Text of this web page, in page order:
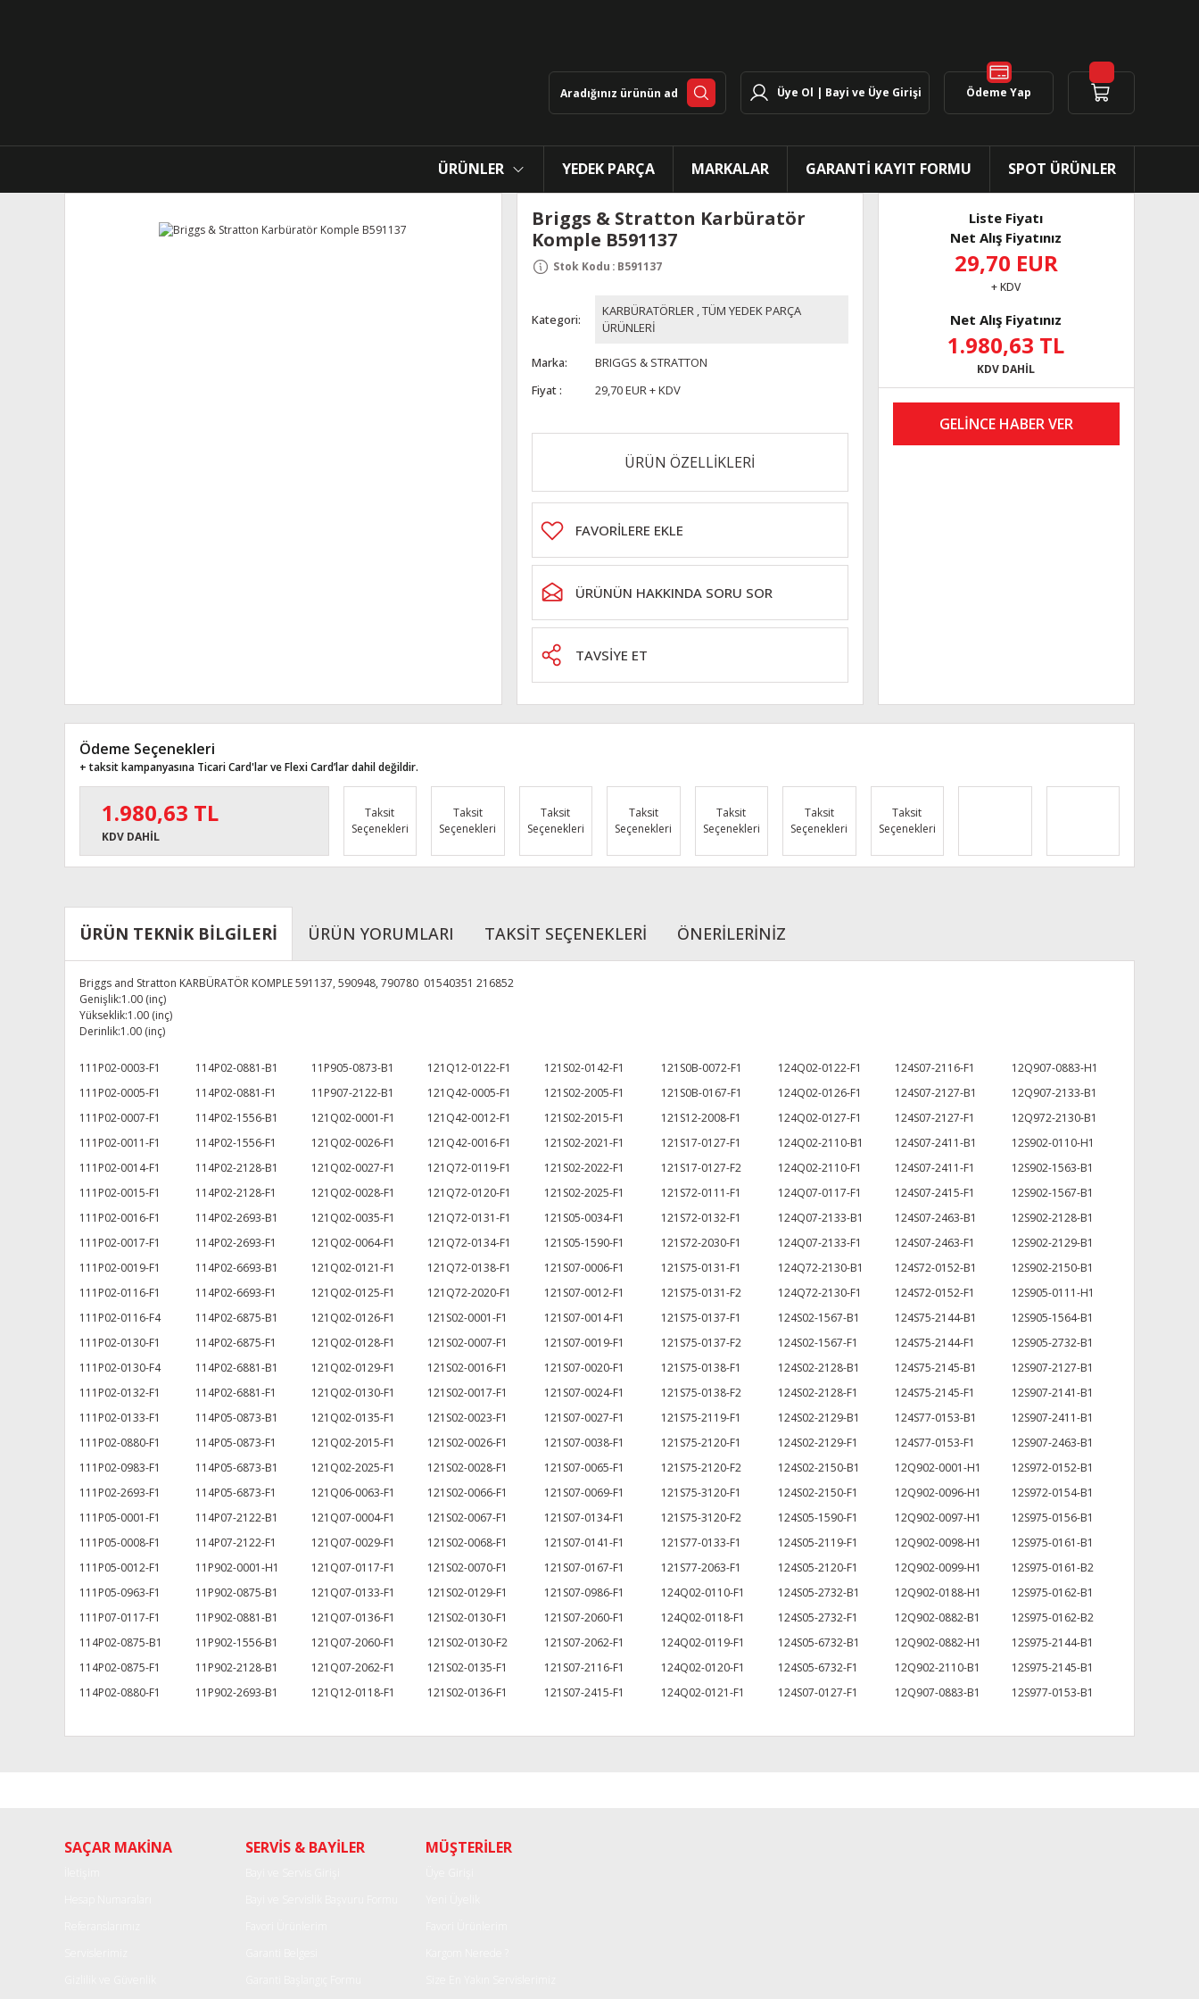
Üye Ol | Bayi ve Üye Girişi Ödeme Yap
ÜRÜNLER YEDEK PARÇA MARKALAR GARANTİ KAYIT FORMU SPOT ÜRÜNLER
Briggs & Stratton Karbüratör
Komple B591137
Stok Kodu : B591137
Kategori
KARBÜRATÖRLER ,TÜM YEDEK PARÇA
ÜRÜNLERİ
Marka
BRIGGS & STRATTON
Fiyat
29,70 EUR + KDV
ÜRÜN ÖZELLİKLERİ
ÜRÜNÜN HAKKINDA SORU SOR
TAVSİYE ET
Liste Fiyatı
Net Alış Fiyatınız
29,70 EUR
+ KDV
Net Alış Fiyatınız
1.980,63 TL
KDV DAHİL
GELİNCE HABER VER
Ödeme Seçenekleri
+ taksit kampanyasına Ticari Card'lar ve Flexi Card’lar dahil değildir.
1.980,63 TL
KDV DAHİL
Taksit
Seçenekleri
Taksit
Seçenekleri
Taksit
Seçenekleri
Taksit
Seçenekleri
Taksit
Seçenekleri
Taksit
Seçenekleri
Taksit
Seçenekleri
ÜRÜN TEKNİK BİLGİLERİ ÜRÜN YORUMLARI TAKSİT SEÇENEKLERİ ÖNERİLERİNİZ
Briggs and Stratton KARBÜRATÖR KOMPLE 591137, 590948, 790780 01540351 216852
Genişlik:1.00 (inç)
Yükseklik:1.00 (inç)
Derinlik:1.00 (inç)
111P02-0003-F1 114P02-0881-B1 11P905-0873-B1 121Q12-0122-F1 121S02-0142-F1 121S0B-0072-F1 124Q02-0122-F1 124S07-2116-F1
12Q907-0883-H1
111P02-0005-F1
114P02-0881-F1 11P907-2122-B1 121Q42-0005-F1 121S02-2005-F1 121S0B-0167-F1 124Q02-0126-F1 124S07-2127-B1
12Q907-2133-B1
111P02-0007-F1
114P02-1556-B1 121Q02-0001-F1 121Q42-0012-F1 121S02-2015-F1 121S12-2008-F1 124Q02-0127-F1 124S07-2127-F1
12Q972-2130-B1
111P02-0011-F1
114P02-1556-F1 121Q02-0026-F1 121Q42-0016-F1 121S02-2021-F1 121S17-0127-F1 124Q02-2110-B1 124S07-2411-B1
12S902-0110-H1
111P02-0014-F1
114P02-2128-B1 121Q02-0027-F1 121Q72-0119-F1 121S02-2022-F1 121S17-0127-F2 124Q02-2110-F1 124S07-2411-F1
12S902-1563-B1
111P02-0015-F1
114P02-2128-F1 121Q02-0028-F1 121Q72-0120-F1 121S02-2025-F1 121S72-0111-F1 124Q07-0117-F1 124S07-2415-F1
12S902-1567-B1
111P02-0016-F1
114P02-2693-B1 121Q02-0035-F1 121Q72-0131-F1 121S05-0034-F1 121S72-0132-F1 124Q07-2133-B1 124S07-2463-B1
12S902-2128-B1
111P02-0017-F1
114P02-2693-F1 121Q02-0064-F1 121Q72-0134-F1 121S05-1590-F1 121S72-2030-F1 124Q07-2133-F1 124S07-2463-F1
12S902-2129-B1
111P02-0019-F1
114P02-6693-B1 121Q02-0121-F1 121Q72-0138-F1 121S07-0006-F1 121S75-0131-F1 124Q72-2130-B1 124S72-0152-B1
12S902-2150-B1
111P02-0116-F1
114P02-6693-F1 121Q02-0125-F1 121Q72-2020-F1 121S07-0012-F1 121S75-0131-F2 124Q72-2130-F1 124S72-0152-F1
12S905-0111-H1
111P02-0116-F4
114P02-6875-B1 121Q02-0126-F1 121S02-0001-F1 121S07-0014-F1 121S75-0137-F1 124S02-1567-B1 124S75-2144-B1
12S905-1564-B1
111P02-0130-F1
114P02-6875-F1 121Q02-0128-F1 121S02-0007-F1 121S07-0019-F1 121S75-0137-F2 124S02-1567-F1 124S75-2144-F1
12S905-2732-B1
111P02-0130-F4
114P02-6881-B1 121Q02-0129-F1 121S02-0016-F1 121S07-0020-F1 121S75-0138-F1 124S02-2128-B1 124S75-2145-B1
12S907-2127-B1
111P02-0132-F1
114P02-6881-F1 121Q02-0130-F1 121S02-0017-F1 121S07-0024-F1 121S75-0138-F2 124S02-2128-F1 124S75-2145-F1
12S907-2141-B1
111P02-0133-F1
114P05-0873-B1 121Q02-0135-F1 121S02-0023-F1 121S07-0027-F1 121S75-2119-F1 124S02-2129-B1 124S77-0153-B1
12S907-2411-B1
111P02-0880-F1
114P05-0873-F1 121Q02-2015-F1 121S02-0026-F1 121S07-0038-F1 121S75-2120-F1 124S02-2129-F1 124S77-0153-F1
12S907-2463-B1
111P02-0983-F1
114P05-6873-B1 121Q02-2025-F1 121S02-0028-F1 121S07-0065-F1 121S75-2120-F2 124S02-2150-B1 12Q902-0001-H1
12S972-0152-B1
111P02-2693-F1
114P05-6873-F1 121Q06-0063-F1 121S02-0066-F1 121S07-0069-F1 121S75-3120-F1 124S02-2150-F1 12Q902-0096-H1
12S972-0154-B1
111P05-0001-F1
114P07-2122-B1 121Q07-0004-F1 121S02-0067-F1 121S07-0134-F1 121S75-3120-F2 124S05-1590-F1 12Q902-0097-H1
12S975-0156-B1
111P05-0008-F1
114P07-2122-F1 121Q07-0029-F1 121S02-0068-F1 121S07-0141-F1 121S77-0133-F1 124S05-2119-F1 12Q902-0098-H1
12S975-0161-B1
111P05-0012-F1
11P902-0001-H1 121Q07-0117-F1 121S02-0070-F1 121S07-0167-F1 121S77-2063-F1 124S05-2120-F1 12Q902-0099-H1
12S975-0161-B2
111P05-0963-F1
11P902-0875-B1 121Q07-0133-F1 121S02-0129-F1 121S07-0986-F1 124Q02-0110-F1 124S05-2732-B1 12Q902-0188-H1
12S975-0162-B1
111P07-0117-F1
11P902-0881-B1 121Q07-0136-F1 121S02-0130-F1 121S07-2060-F1 124Q02-0118-F1 124S05-2732-F1 12Q902-0882-B1
12S975-0162-B2
114P02-0875-B1
11P902-1556-B1 121Q07-2060-F1 121S02-0130-F2 121S07-2062-F1 124Q02-0119-F1 124S05-6732-B1 12Q902-0882-H1
12S975-2144-B1
114P02-0875-F1
11P902-2128-B1 121Q07-2062-F1 121S02-0135-F1 121S07-2116-F1 124Q02-0120-F1 124S05-6732-F1 12Q902-2110-B1
12S975-2145-B1
114P02-0880-F1
11P902-2693-B1 121Q12-0118-F1 121S02-0136-F1 121S07-2415-F1 124Q02-0121-F1 124S07-0127-F1 12Q907-0883-B1 12S977-0153-B1
Ürün açıklamasında eksik bilgiler bulunuyor.
SAÇAR MAKİNA SERVİS & BAYİLER MÜŞTERİLER